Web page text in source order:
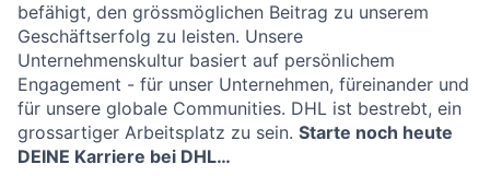
befähigt, den grössmöglichen Beitrag zu unserem
Geschäftserfolg zu leisten. Unsere
Unternehmenskultur basiert auf persönlichem
Engagement - für unser Unternehmen, füreinander und
für unsere globale Communities. DHL ist bestrebt, ein
grossartiger Arbeitsplatz zu sein. Starte noch heute
DEINE Karriere bei DHL…